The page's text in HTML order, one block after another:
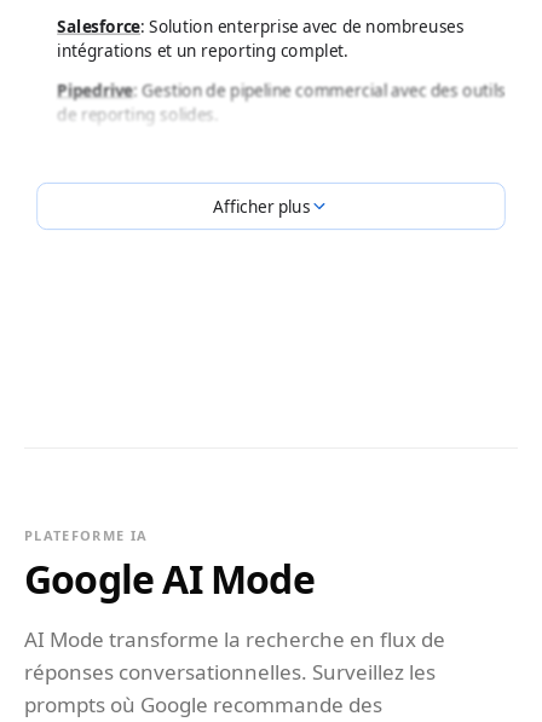
Salesforce: Solution enterprise avec de nombreuses
intégrations et un reporting complet.
Pipedrive: Gestion de pipeline commercial avec des outils
de reporting solides.
Afficher plus
PLATEFORME IA
Google AI Mode
AI Mode transforme la recherche en flux de
réponses conversationnelles. Surveillez les
prompts où Google recommande des